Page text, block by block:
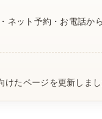
ネット予約・お電話か
けたページを更新しまし